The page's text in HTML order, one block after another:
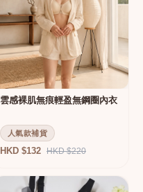
雲感裸肌無痕輕盈無鋼圈內衣
人氣款補貨
HKD $132 HKD $220